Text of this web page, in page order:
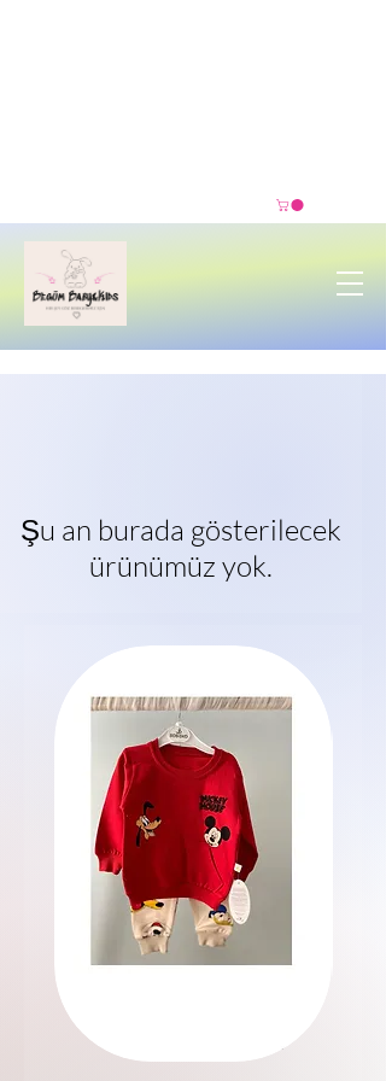
Şu an burada gösterilecek
ürünümüz yok.